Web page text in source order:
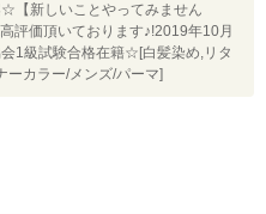
【新しいことやってみません
評価頂いております♪!2019年10月
1級試験合格在籍☆[白髪染め,リタ
ーカラー/メンズ/パーマ]